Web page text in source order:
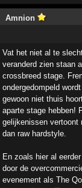
Amnion
Vat het niet al te
veranderd zien staan
crossbreed stage.
ondergedompeld
gewoon niet thuis
aparte stage hebben!
gelijkenissen vertoont
dan raw hardstyle.
En zoals hier al
door de
evenement als The